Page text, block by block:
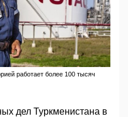
работает более 100 тысяч
дел Туркменистана в